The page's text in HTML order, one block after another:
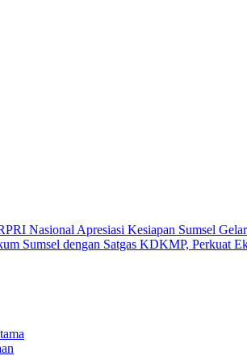
Nasional Apresiasi Kesiapan Sumsel
Sumsel dengan Satgas KDKMP, Perkuat